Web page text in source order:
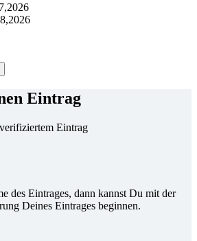
Eintrag
Eintrag
des Eintrages, dann kannst Du mit der
Deines Eintrages beginnen.